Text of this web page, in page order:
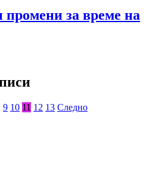
промени за време на
9 10 11 12 13 Следно